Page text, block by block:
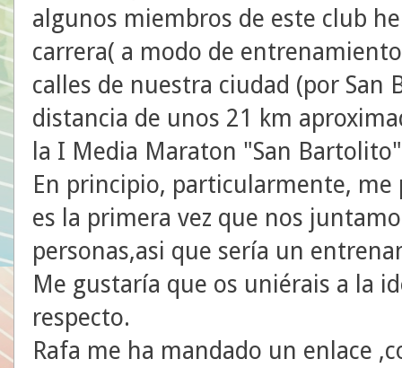
algunos miembros de este club
carrera( a modo de
calles de nuestra ciudad (por San
distancia de unos 21 km
la I Media Maraton "San
En principio, particularmente, me
es la primera vez que nos
personas,asi que sería un
Me gustaría que os uniérais a la
respecto.
Rafa me ha mandado un enlace